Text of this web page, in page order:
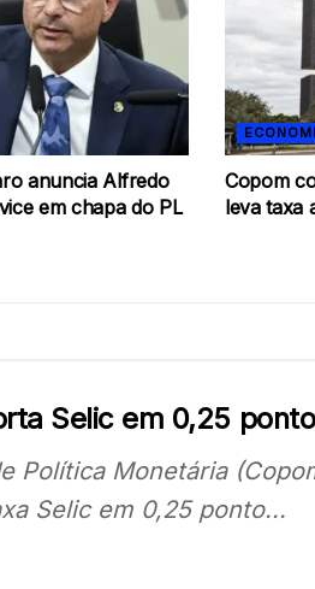
anuncia Alfredo
em chapa do PL
Copom
leva taxa
Selic em 0,25
Política Monetária
Selic em 0,25 ponto...